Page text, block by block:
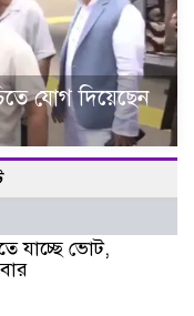
যোগ দিয়েছেন
যাচ্ছে ভোট,